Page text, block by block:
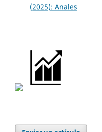
(2025): Anales